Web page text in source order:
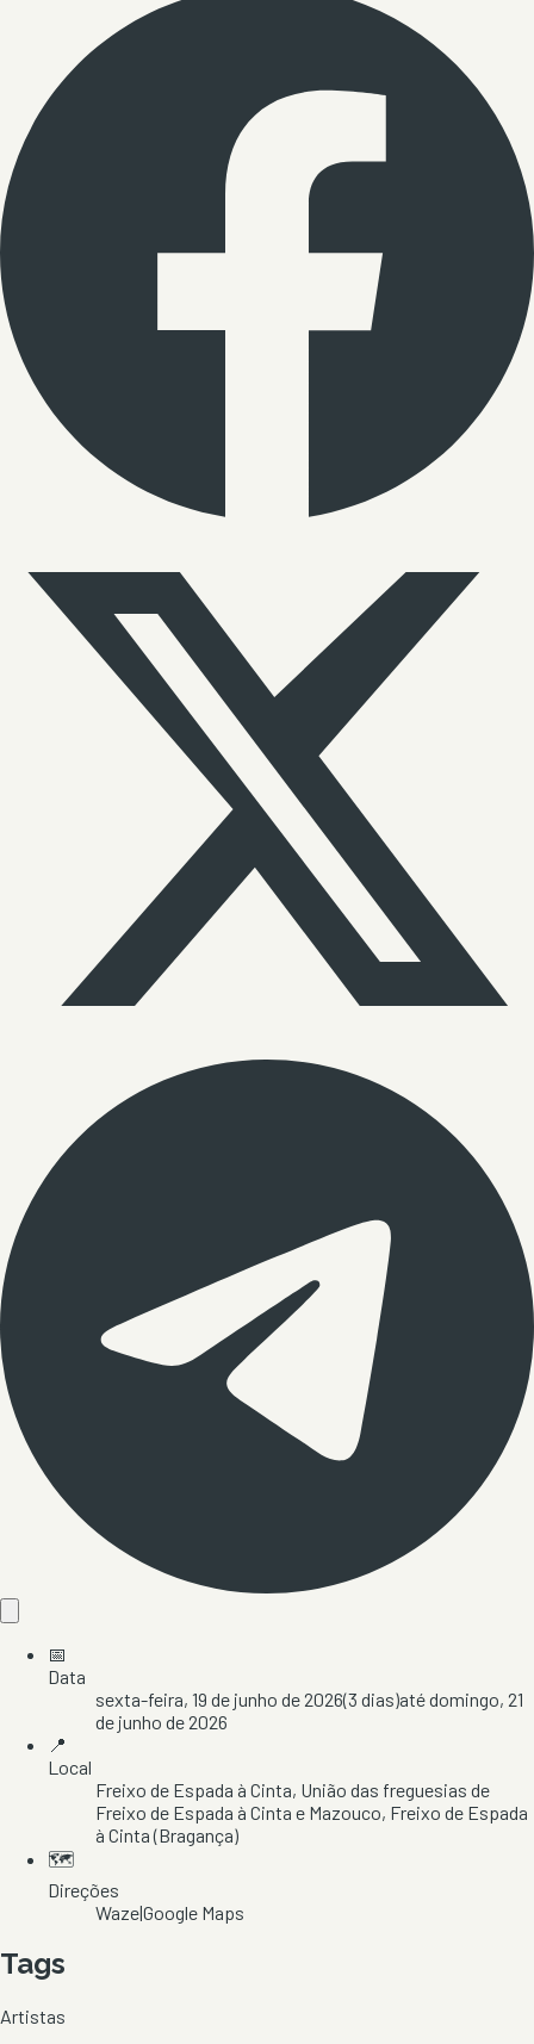
📅
Data
sexta-feira, 19 de junho de 2026(3 dias)atédomingo, 21
de junho de 2026
📍
Local
Freixo de Espada à Cinta, União das freguesias de
Freixo de Espada à Cinta e Mazouco, Freixo de Espada
à Cinta(Bragança)
🗺️
Direções
Waze|Google Maps
Tags
Artistas